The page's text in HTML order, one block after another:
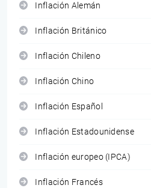
Inflación Alemán
Inflación Británico
Inflación Chileno
Inflación Chino
Inflación Español
Inflación Estadounidense
Inflación europeo (IPCA)
Inflación Francés